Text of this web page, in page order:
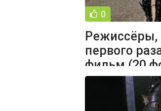
0
Режиссёры,
первого
фильм (20